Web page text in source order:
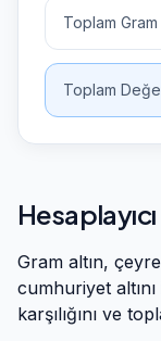
Toplam Gram
Toplam
Gram altın,
cumhuriyet
karşılığını ve